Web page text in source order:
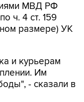
МВД РФ
ч. 4 ст. 159
размере) УК
и курьерам
Им
- сказали в